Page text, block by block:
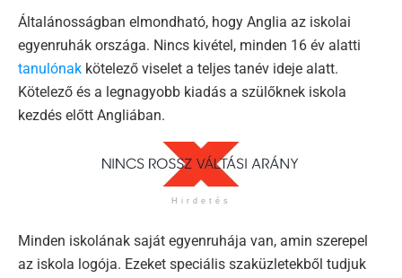
Általánosságban elmondható, hogy Anglia az iskolai
egyenruhák országa. Nincs kivétel, minden 16 év alatti
tanulónak kötelező viselet a teljes tanév ideje alatt.
Kötelező és a legnagyobb kiadás a szülőknek iskola
kezdés előtt Angliában.
Hirdetés
Minden iskolának saját egyenruhája van, amin szerepel
az iskola logója. Ezeket speciális szaküzletekből tudjuk